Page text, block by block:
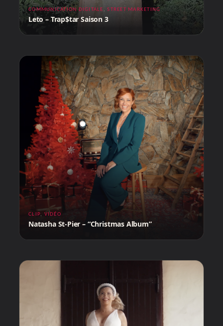
Leto – Trap$tar Saison 3
COMMUNICATION DIGITALE , STREET MARKETING
Natasha St-Pier – “Christmas Album”
CLIP, VIDÉO